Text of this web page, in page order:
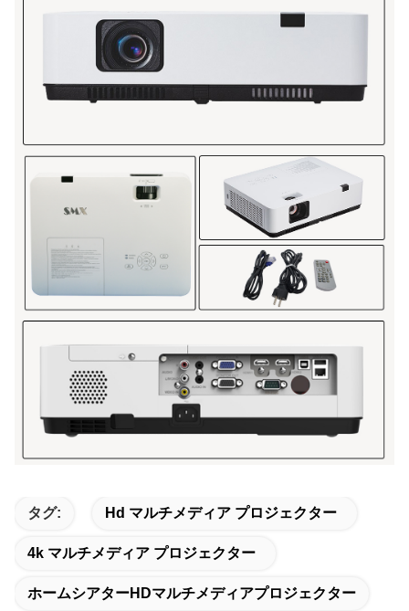
タグ: Hd マルチメディア プロジェクター
4k マルチメディア プロジェクター
ホームシアターHDマルチメディアプロジェクター